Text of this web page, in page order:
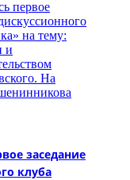
заседание
клуба